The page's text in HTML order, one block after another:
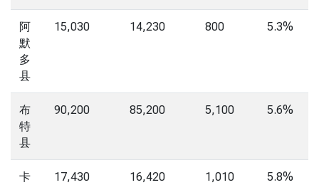
阿
默
多
县
15,030 14,230 800 5.3%
布
特
县
90,200 85,200 5,100 5.6%
卡
17,430 16,420 1,010 5.8%